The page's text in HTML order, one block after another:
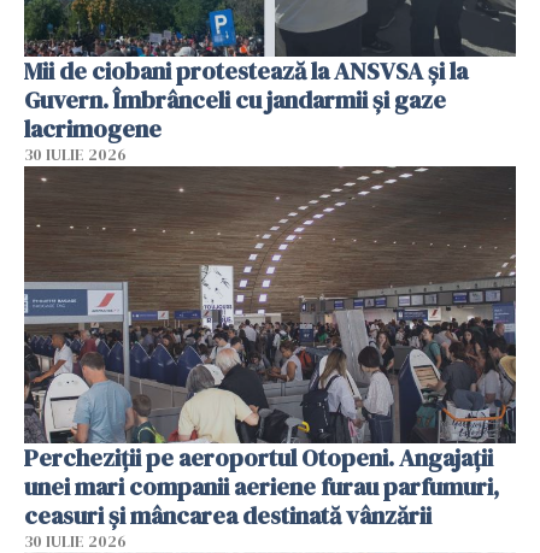
Mii de ciobani protestează la ANSVSA și la
Guvern. Îmbrânceli cu jandarmii și gaze
lacrimogene
30 IULIE 2026
Percheziții pe aeroportul Otopeni. Angajații
unei mari companii aeriene furau parfumuri,
ceasuri și mâncarea destinată vânzării
30 IULIE 2026